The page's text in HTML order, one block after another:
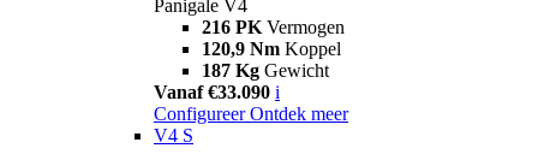
Panigale V4
216 PK Vermogen
120,9 Nm Koppel
187 Kg Gewicht
Vanaf €33.090 i
Configureer Ontdek meer
V4 S